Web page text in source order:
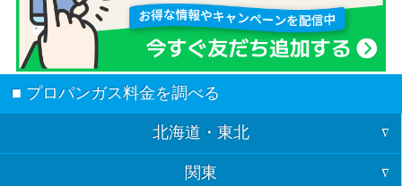
■ プロパンガス料金を調べる
北海道・東北
北海道
関東